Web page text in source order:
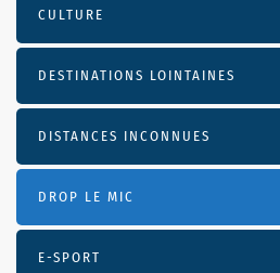
CULTURE
DESTINATIONS LOINTAINES
DISTANCES INCONNUES
DROP LE MIC
E-SPORT